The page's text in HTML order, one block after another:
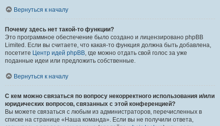
Вернуться к началу
Почему здесь нет такой-то функции?
Это программное обеспечение было создано и лицензировано phpBB
Limited. Если вы считаете, что какая-то функция должна быть добавлена,
посетите Центр идей phpBB, где можно отдать свой голос за уже
поданные идеи или предложить собственные.
Вернуться к началу
С кем можно связаться по вопросу некорректного использования и/или
юридических вопросов, связанных с этой конференцией?
Вы можете связаться с любым из администраторов, перечисленных в
списке на странице «Наша команда». Если вы не получили ответа,